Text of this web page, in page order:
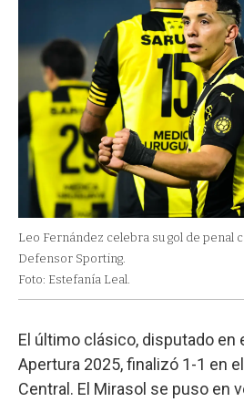
Leo Fernández celebra su gol de penal
Defensor Sporting.
Foto: Estefanía Leal.
El último clásico, disputado en
Apertura 2025, finalizó 1-1 en
Central. El Mirasol se puso en